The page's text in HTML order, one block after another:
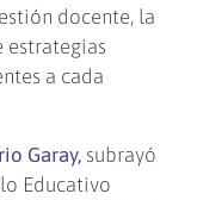
docente, la
estrategias
a cada
Garay, subrayó
Educativo